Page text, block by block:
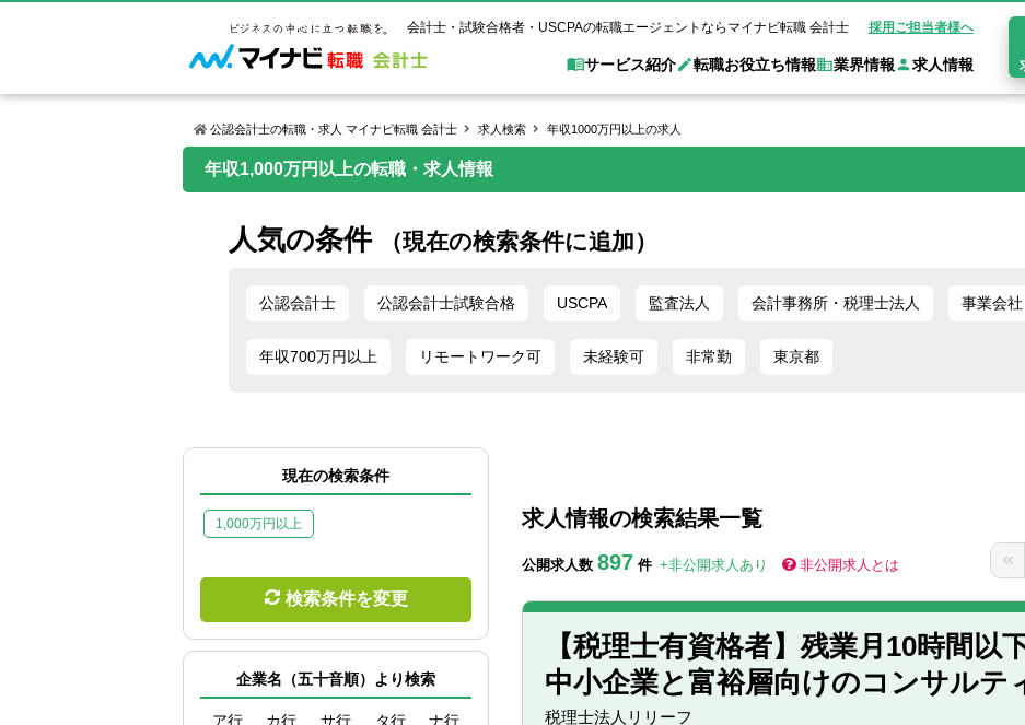
会計士・試験合格者・USCPAの転職エージェントならマイナビ転職 会計士 採用ご担当者様へ
サービス紹介
マイナビ転職 会計士とは？
ご利用の流れ 転職成功事例
転職お役立ち情報
年齢別転職ポイント
2回目以降の転職の方へ
女性会計士の転職
未経験分野への転職 WEB面接完全ガイド
業界情報
受験資格・申し込み手順
試験合格後の流れ 監査法人 事業
求人情報
公認会計士
USCPA（米国公認会計士）
会計事務所・税理士法人
コンサルティングファー
事業会社
公認会計士の転職・求人 マイナビ転職 会計士 求人検索 年収1000万円以上の求人
年収1,000万円以上の転職・求人情報
人気の条件 （現在の検索条件に追加）
公認会計士 公認会計士試験合格 USCPA 監査法人 会計事務所・税理士法人 事業会社
年収700万円以上 リモートワーク可 未経験可 非常勤 東京都
現在の検索条件
1,000万円以上
検索条件を変更
企業名（五十音順）より検索
ア行 カ行 サ行 タ行
ナ行
求人情報の検索結果一覧
公開求人数 897 件 +非公開求人あり 非公開求人とは
【税理士有資格者】残業月10時間以
中小企業と富裕層向けのコンサルテ
税理士法人リリーフ